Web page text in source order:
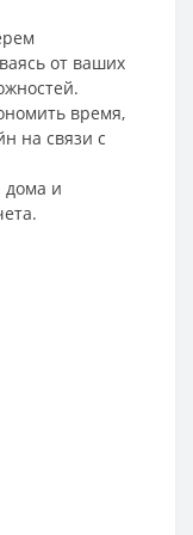
от ваших
время,
на связи с
дома и